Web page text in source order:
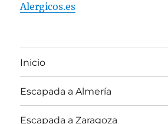
Alergicos.es
Inicio
Escapada a Almería
Escapada a Zaragoza